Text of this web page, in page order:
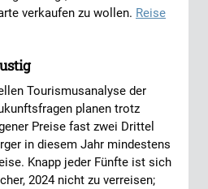
verkaufen zu wollen. Reise
Tourismusanalyse der
planen trotz
Preise fast zwei Drittel
in diesem Jahr mindestens
Knapp jeder Fünfte ist sich
2024 nicht zu verreisen;